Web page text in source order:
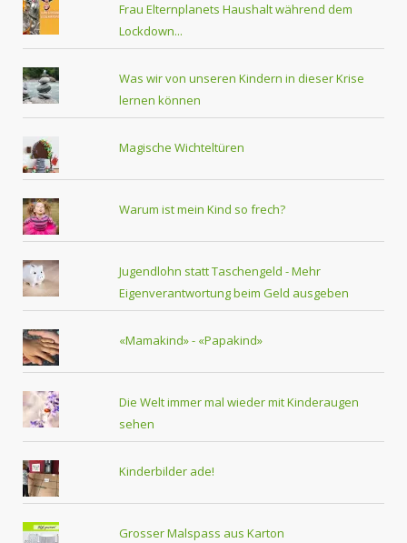
Frau Elternplanets Haushalt während dem
Lockdown...
Was wir von unseren Kindern in dieser Krise
lernen können
Magische Wichteltüren
Warum ist mein Kind so frech?
Jugendlohn statt Taschengeld - Mehr
Eigenverantwortung beim Geld ausgeben
«Mamakind» - «Papakind»
Die Welt immer mal wieder mit Kinderaugen
sehen
Kinderbilder ade!
Grosser Malspass aus Karton